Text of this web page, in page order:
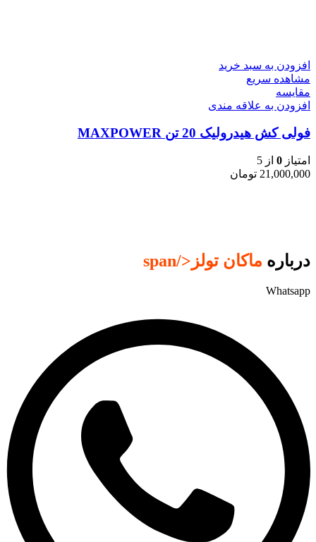
افزودن به سبد خرید
مشاهده سریع
مقایسه
افزودن به علاقه مندی
فولی کش هیدرولیک 20 تن MAXPOWER
امتیاز 0 از 5
21,000,000 تومان
درباره ماکان تولز </span
Whatsapp